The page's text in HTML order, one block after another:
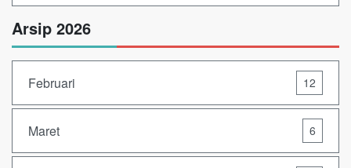
Arsip 2026
Februari 12
Maret 6